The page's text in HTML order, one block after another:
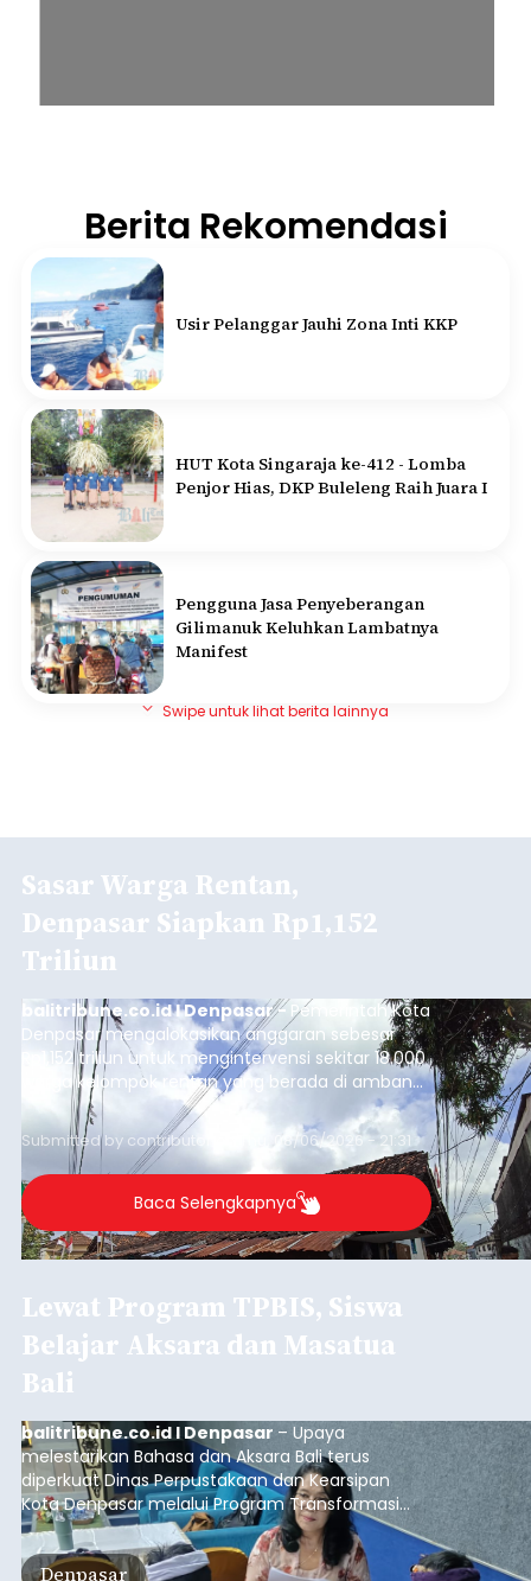
Berita Rekomendasi
Usir Pelanggar Jauhi Zona Inti KKP
HUT Kota Singaraja ke-412 - Lomba
Penjor Hias, DKP Buleleng Raih Juara I
Pengguna Jasa Penyeberangan
Gilimanuk Keluhkan Lambatnya
Manifest
Swipe untuk lihat berita lainnya
Sasar Warga Rentan,
Denpasar Siapkan Rp1,152
Triliun
balitribune.co.id I Denpasar - Pemerintah Kota
Denpasar mengalokasikan anggaran sebesar
Rp1,152 triliun untuk mengintervensi sekitar 18.000
warga kelompok rentan yang berada di ambang
garis kemiskinan. Langkah strategis ini diambil
guna menjaga masyarakat yang berada pada
kelompok desil 5 dan 6 tersebut agar tidak
merosot ke kategori miskin.
Submitted by contributor Thu, 08/06/2026 - 21:31
Baca Selengkapnya
Lewat Program TPBIS, Siswa
Belajar Aksara dan Masatua
Bali
balitribune.co.id I Denpasar – Upaya
melestarikan Bahasa dan Aksara Bali terus
diperkuat Dinas Perpustakaan dan Kearsipan
Kota Denpasar melalui Program Transformasi
Perpustakaan Berbasis Inklusi Sosial (TPBIS).
Tahun ini, sebanyak 63 siswa kelas IV dan V SD
Negeri 17 Dangin Puri mendapat pelatihan
Denpasar